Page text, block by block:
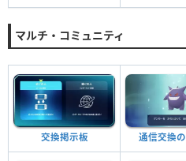
マルチ・コミュニティ
交換掲示板 通信交換